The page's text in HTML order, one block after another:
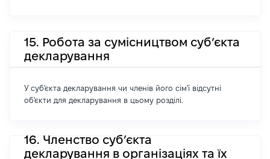
15. Робота за сумісництвом суб’єкта
декларування
У суб'єкта декларування чи членів його сім'ї відсутні
об'єкти для декларування в цьому розділі.
16. Членство суб’єкта
декларування в організаціях та їх